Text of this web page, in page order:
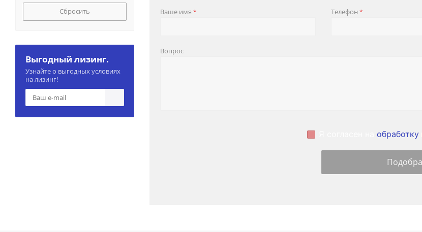
Ваше имя * Телефон *
Вопрос
Сбросить
Выгодный лизинг.
Узнайте о выгодных условиях
на лизинг!